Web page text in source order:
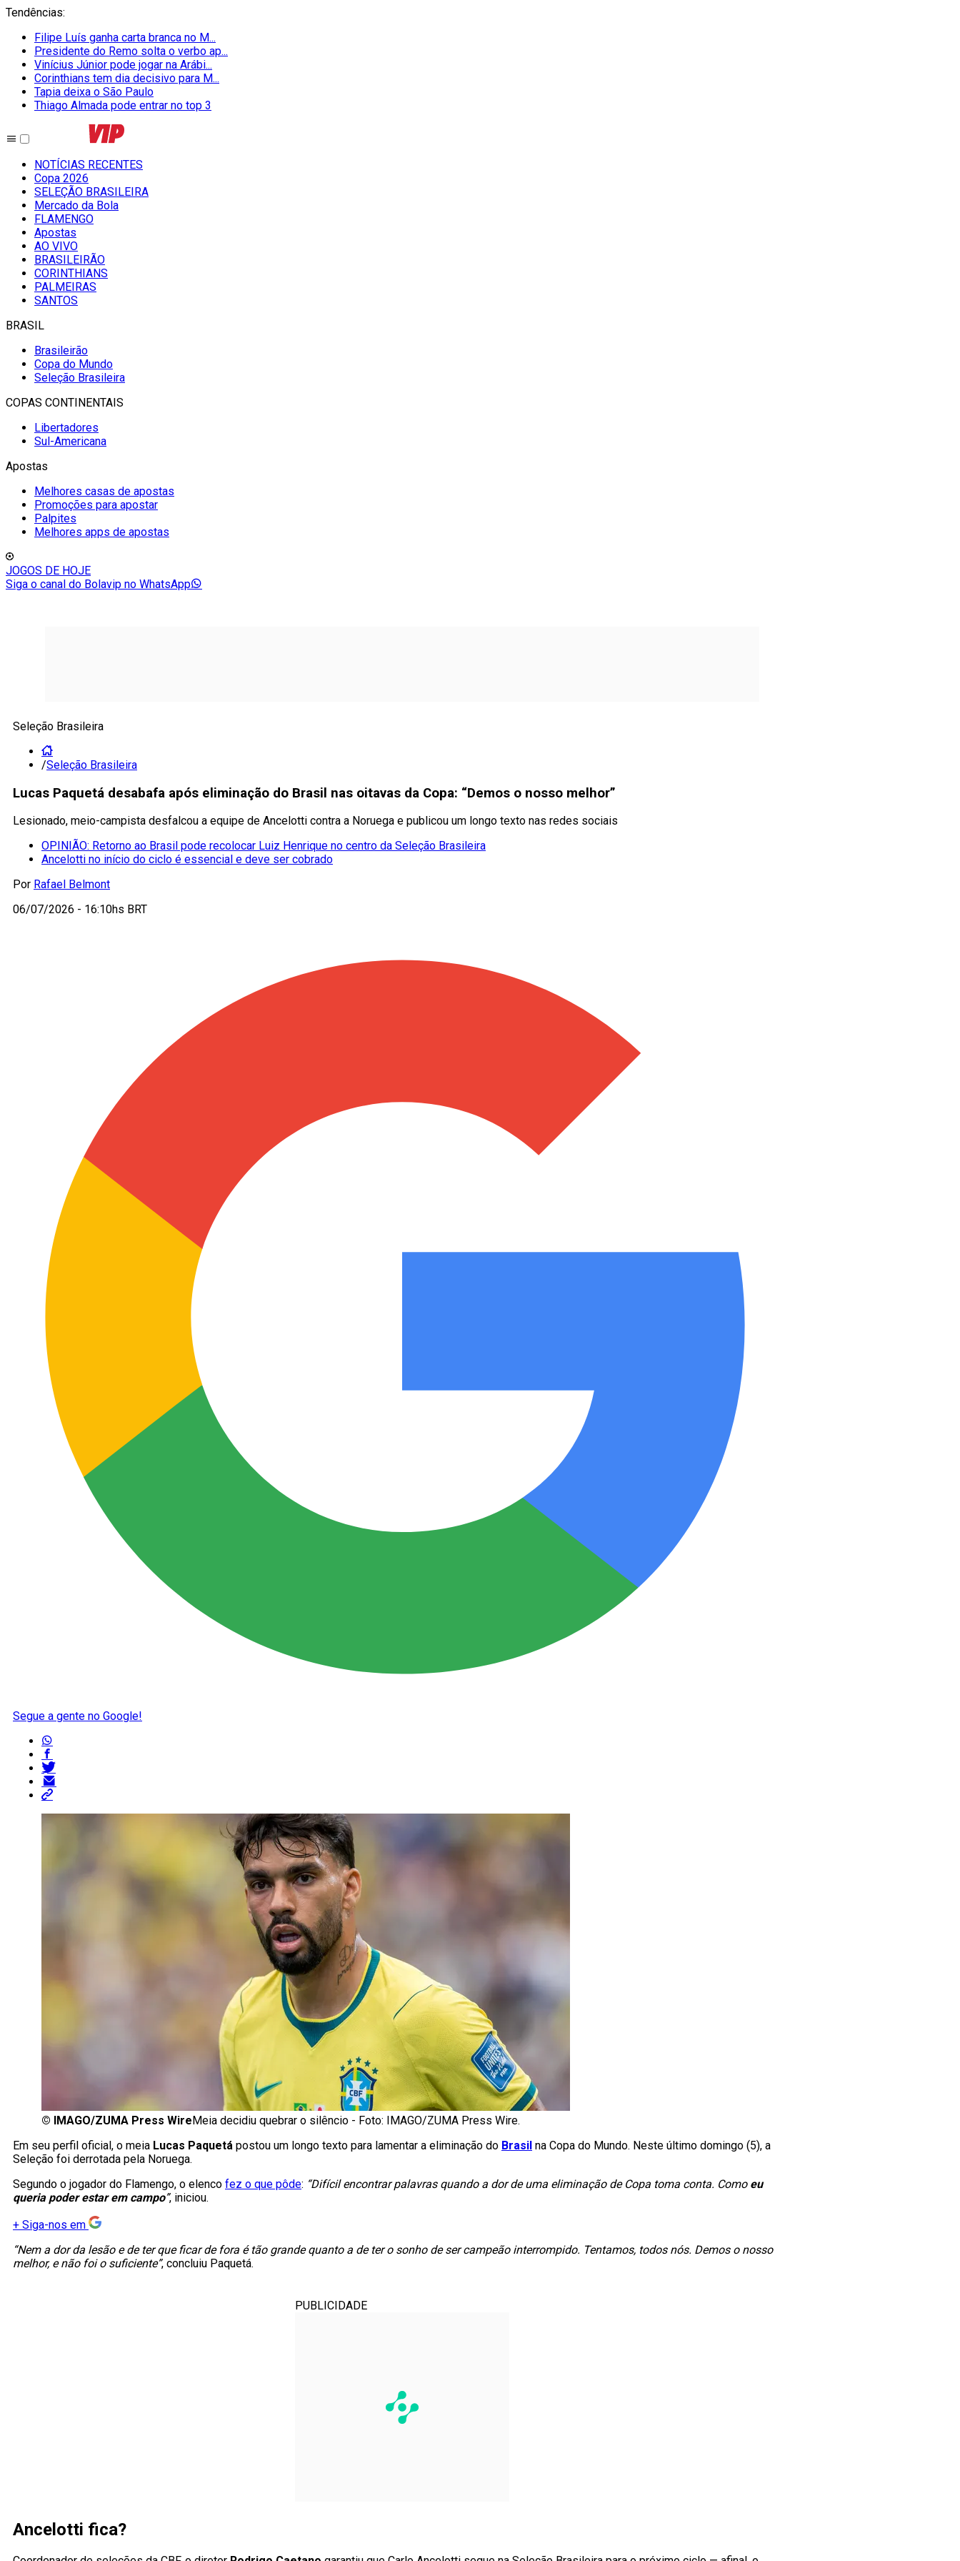
Tendências:
Filipe Luís ganha carta branca no M...
Presidente do Remo solta o verbo ap...
Vinícius Júnior pode jogar na Arábi...
Corinthians tem dia decisivo para M...
Tapia deixa o São Paulo
Thiago Almada pode entrar no top 3
NOTÍCIAS RECENTES
Copa 2026
SELEÇÃO BRASILEIRA
Mercado da Bola
FLAMENGO
Apostas
AO VIVO
BRASILEIRÃO
CORINTHIANS
PALMEIRAS
SANTOS
BRASIL
Brasileirão
Copa do Mundo
Seleção Brasileira
COPAS CONTINENTAIS
Libertadores
Sul-Americana
Apostas
Melhores casas de apostas
Promoções para apostar
Palpites
Melhores apps de apostas
JOGOS DE HOJE
Siga o canal do Bolavip no WhatsApp
Seleção Brasileira
/Seleção Brasileira
Lucas Paquetá desabafa após eliminação do Brasil nas oitavas da Copa: “Demos o nosso melhor”
Lesionado, meio-campista desfalcou a equipe de Ancelotti contra a Noruega e publicou um longo texto nas redes sociais
OPINIÃO: Retorno ao Brasil pode recolocar Luiz Henrique no centro da Seleção Brasileira
Ancelotti no início do ciclo é essencial e deve ser cobrado
Por Rafael Belmont
06/07/2026 - 16:10hs BRT
Segue a gente no Google!
© IMAGO/ZUMA Press Wire Meia decidiu quebrar o silêncio - Foto: IMAGO/ZUMA Press Wire.
Em seu perfil oficial, o meia Lucas Paquetá postou um longo texto para lamentar a eliminação do Brasil na Copa do Mundo. Neste último domingo (5), a
Seleção foi derrotada pela Noruega.
Segundo o jogador do Flamengo, o elenco fez o que pôde: “Difícil encontrar palavras quando a dor de uma eliminação de Copa toma conta. Como eu
queria poder estar em campo”, iniciou.
+ Siga-nos em
“Nem a dor da lesão e de ter que ficar de fora é tão grande quanto a de ter o sonho de ser campeão interrompido. Tentamos, todos nós. Demos o nosso
melhor, e não foi o suficiente”, concluiu Paquetá.
PUBLICIDADE
Ancelotti fica?